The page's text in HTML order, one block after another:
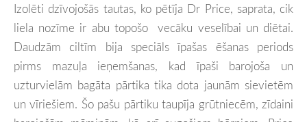
Izolēti dzīvojošās tautas, ko pētīja Dr Price, saprata, cik
liela nozīme ir abu topošo vecāku veselībai un diētai.
Daudzām ciltīm bija speciāls īpašas ēšanas periods
pirms mazuļa ieņemšanas, kad īpaši barojoša un
uzturvielām bagāta pārtika tika dota jaunām sievietēm
un vīriešiem. Šo pašu pārtiku taupīja grūtniecēm, zīdaini